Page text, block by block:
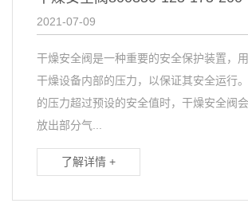
2021-07-09
干燥安全阀是一种重要的安全保护装置，
干燥设备内部的压力，以保证其安全运行
的压力超过预设的安全值时，干燥安全阀
放出部分气...
了解详情 +